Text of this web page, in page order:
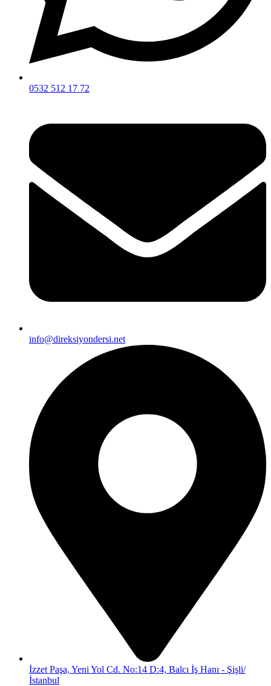
0532 512 17 72
info@direksiyondersi.net
İzzet Paşa, Yeni Yol Cd. No:14 D:4, Balcı İş Hanı - Şişli/
İstanbul